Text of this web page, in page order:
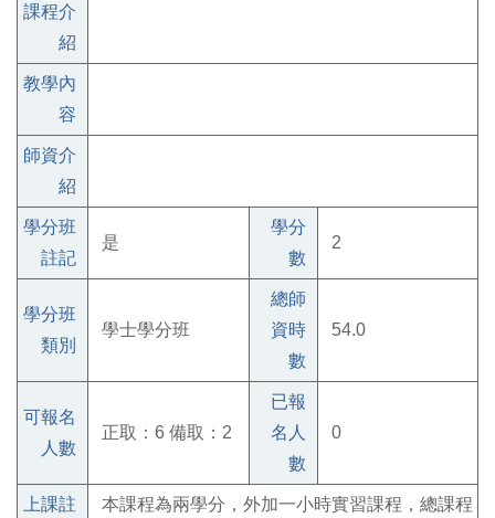
課程介
紹
教學內
容
師資介
紹
學分班
註記
是
學分
數
2
學分班
類別
學士學分班
總師
資時
數
54.0
可報名
人數
正取：6 備取：2
已報
名人
數
0
上課註 本課程為兩學分，外加一小時實習課程，總課程